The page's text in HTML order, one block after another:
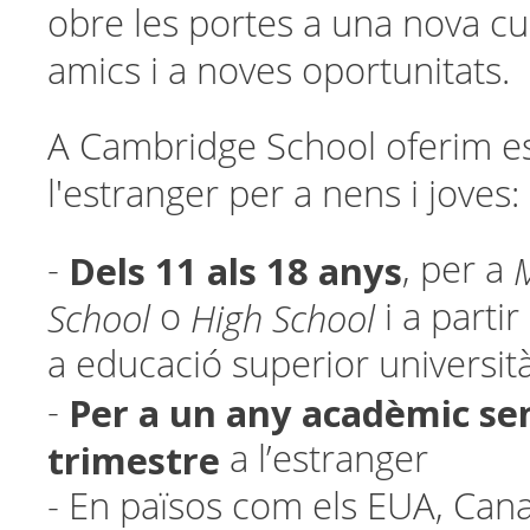
obre les portes a una nova
amics i a noves oportunitats.
A Cambridge School oferim
l'estranger per a nens i joves:
- Dels 11 als 18 anys, per a
School o High Schooli a partir
a educació superior
- Per a un any acadèmic
trimestre a l’estranger
- En països com els EUA,